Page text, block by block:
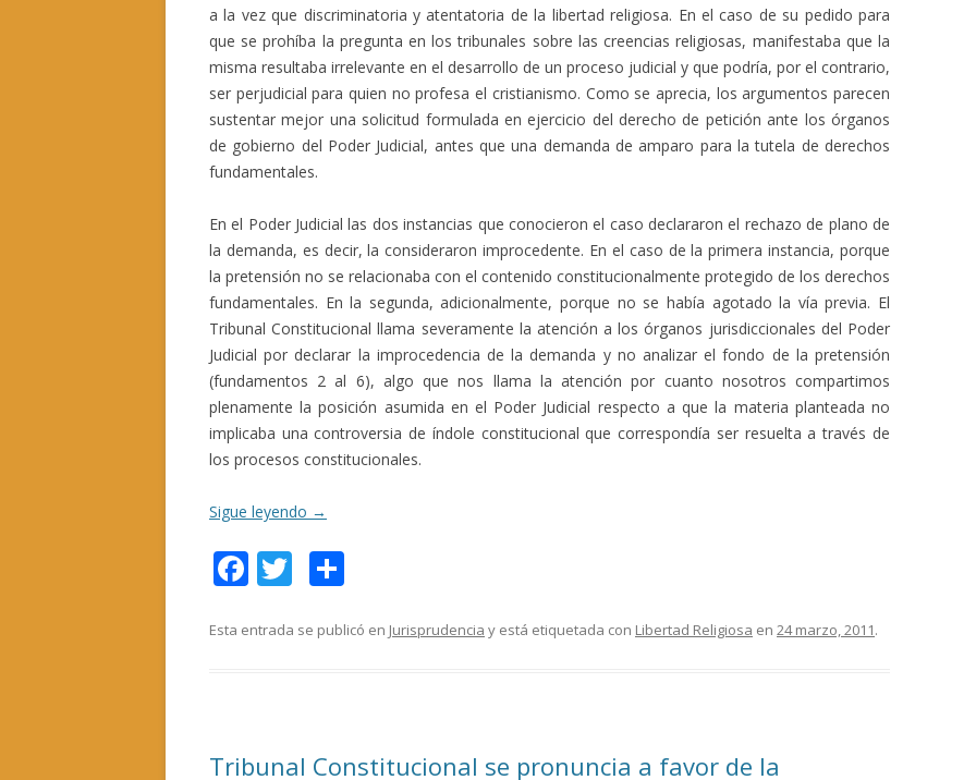
a la vez que discriminatoria y atentatoria de la libertad religiosa. En el caso de su pedido para
que se prohíba la pregunta en los tribunales sobre las creencias religiosas, manifestaba que la
misma resultaba irrelevante en el desarrollo de un proceso judicial y que podría, por el contrario,
ser perjudicial para quien no profesa el cristianismo. Como se aprecia, los argumentos parecen
sustentar mejor una solicitud formulada en ejercicio del derecho de petición ante los órganos
de gobierno del Poder Judicial, antes que una demanda de amparo para la tutela de derechos
fundamentales.
En el Poder Judicial las dos instancias que conocieron el caso declararon el rechazo de plano de
la demanda, es decir, la consideraron improcedente. En el caso de la primera instancia, porque
la pretensión no se relacionaba con el contenido constitucionalmente protegido de los derechos
fundamentales. En la segunda, adicionalmente, porque no se había agotado la vía previa. El
Tribunal Constitucional llama severamente la atención a los órganos jurisdiccionales del Poder
Judicial por declarar la improcedencia de la demanda y no analizar el fondo de la pretensión
(fundamentos 2 al 6), algo que nos llama la atención por cuanto nosotros compartimos
plenamente la posición asumida en el Poder Judicial respecto a que la materia planteada no
implicaba una controversia de índole constitucional que correspondía ser resuelta a través de
los procesos constitucionales.
Sigue leyendo →
F
e
T
itt m
Esta entrada se publicó en Jurisprudencia y está etiquetada con Libertad Religiosa en 24 marzo, 2011.
Tribunal Constitucional se pronuncia a favor de la